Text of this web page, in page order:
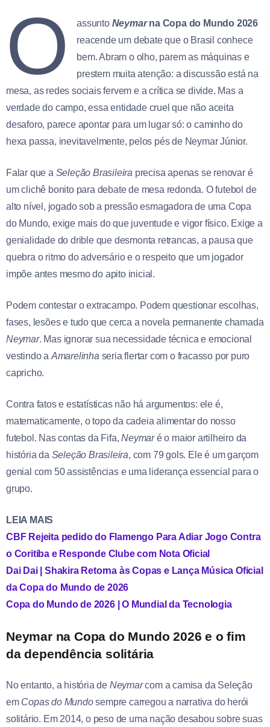
O assunto Neymarna Copa do Mundo 2026
reacende um debate que o Brasil conhece
bem. Abram o olho, parem as máquinas e
prestem muita atenção: a discussão está na
mesa, as redes sociais fervem e a crítica se divide. Mas a
verdade do campo, essa entidade cruel que não aceita
desaforo, parece apontar para um lugar só: o caminho do
hexa passa, inevitavelmente, pelos pés de Neymar Júnior.
Falar que a Seleção Brasileira precisa apenas se renovar é
um clichê bonito para debate de mesa redonda. O futebol de
alto nível, jogado sob a pressão esmagadora de uma Copa
do Mundo, exige mais do que juventude e vigor físico. Exige a
genialidade do drible que desmonta retrancas, a pausa que
quebra o ritmo do adversário e o respeito que um jogador
impõe antes mesmo do apito inicial.
Podem contestar o extracampo. Podem questionar escolhas,
fases, lesões e tudo que cerca a novela permanente chamada
Neymar. Mas ignorar sua necessidade técnica e emocional
vestindo a Amarelinha seria flertar com o fracasso por puro
capricho.
Contra fatos e estatísticas não há argumentos: ele é,
matematicamente, o topo da cadeia alimentar do nosso
futebol. Nas contas da Fifa,Neymaré o maior artilheiro da
história da Seleção Brasileira, com 79 gols. Ele é um garçom
genial com 50 assistências e uma liderança essencial para o
grupo.
LEIA MAIS
CBF Rejeita pedido do Flamengo Para Adiar Jogo Contra
o Coritiba e Responde Clube com Nota Oficial
Dai Dai | Shakira Retorna às Copas e Lança Música Oficial
da Copa do Mundo de 2026
Copa do Mundo de 2026 | O Mundial da Tecnologia
Neymar na Copa do Mundo 2026 e o fim
da dependência solitária
No entanto, a história de Neymarcom a camisa da Seleção
em Copas do Mundosempre carregou a narrativa do herói
solitário. Em 2014, o peso de uma nação desabou sobre suas